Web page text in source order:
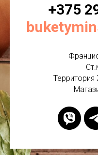
+375